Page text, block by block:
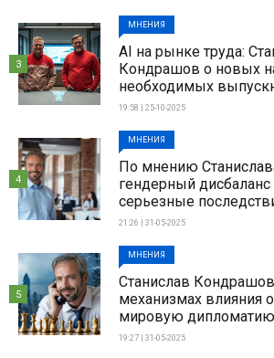
МНЕНИЯ
AI на рынке труда:
Кондрашов о новых
необходимых
19:58 | 25-10-2025
3
МНЕНИЯ
По мнению
гендерный
серьезные
21:26 | 31-05-2025
4
МНЕНИЯ
Станислав
механизмах влияния
мировую дипломатию
19:27 | 31-05-2025
5